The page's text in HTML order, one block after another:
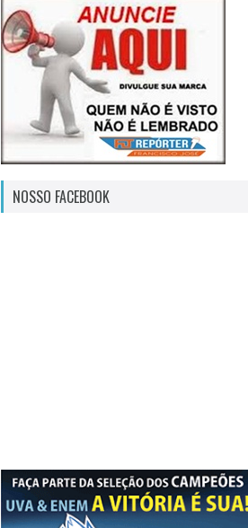
NOSSO FACEBOOK